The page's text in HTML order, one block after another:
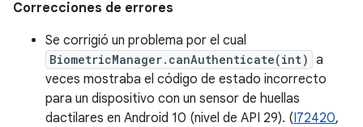
Correcciones de errores
Se corrigió un problema por el cual
BiometricManager.canAuthenticate(int) a
veces mostraba el código de estado incorrecto
para un dispositivo con un sensor de huellas
dactilares en Android 10 (nivel de API 29). (I72420,